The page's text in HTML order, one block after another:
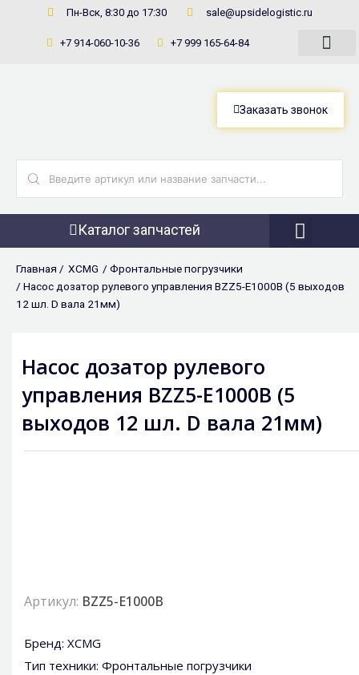
содержимому
Пн-Вск, 8:30 до 17:30 sale@upsidelogistic.ru
+7 914-060-10-36 +7 999 165-64-84
Заказать звонок
Каталог запчастей
Главная / XCMG / Фронтальные погрузчики
/ Насос дозатор рулевого управления BZZ5-E1000B (5 выходов
12 шл. D вала 21мм)
Насос дозатор рулевого
управления BZZ5-E1000B (5
выходов 12 шл. D вала 21мм)
Артикул: BZZ5-E1000B
Бренд: XCMG
Тип техники: Фронтальные погрузчики